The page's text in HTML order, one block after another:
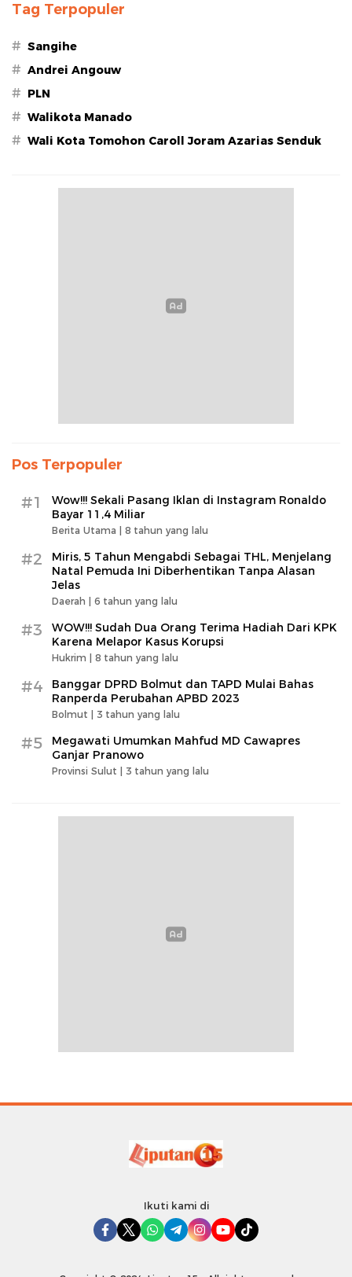
Tag Terpopuler
# Sangihe
# Andrei Angouw
# PLN
# Walikota Manado
# Wali Kota Tomohon Caroll Joram Azarias Senduk
Pos Terpopuler
#1
Wow!!! Sekali Pasang Iklan di Instagram Ronaldo
Bayar 11,4 Miliar
Berita Utama | 8 tahun yang lalu
#2
Miris, 5 Tahun Mengabdi Sebagai THL, Menjelang
Natal Pemuda Ini Diberhentikan Tanpa Alasan
Jelas
Daerah | 6 tahun yang lalu
#3
WOW!!! Sudah Dua Orang Terima Hadiah Dari KPK
Karena Melapor Kasus Korupsi
Hukrim | 8 tahun yang lalu
#4
Banggar DPRD Bolmut dan TAPD Mulai Bahas
Ranperda Perubahan APBD 2023
Bolmut | 3 tahun yang lalu
#5
Megawati Umumkan Mahfud MD Cawapres
Ganjar Pranowo
Provinsi Sulut | 3 tahun yang lalu
Ikuti kami di